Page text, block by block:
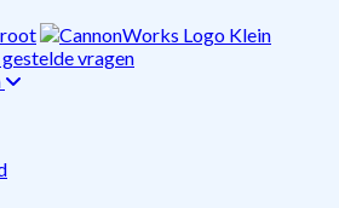
vragen